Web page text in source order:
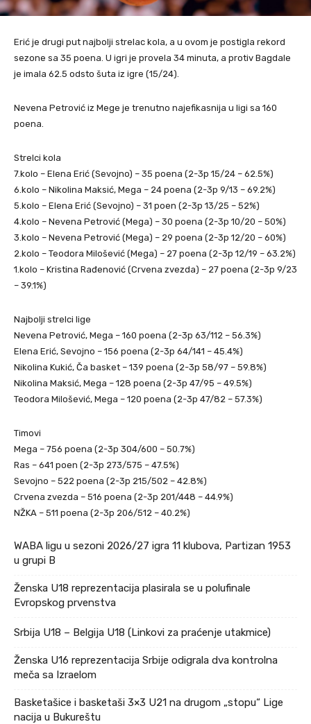
Erić je drugi put najbolji strelac kola, a u ovom je postigla rekord
sezone sa 35 poena. U igri je provela 34 minuta, a protiv Bagdale
je imala 62.5 odsto šuta iz igre (15/24).
Nevena Petrović iz Mege je trenutno najefikasnija u ligi sa 160
poena.
Strelci kola
7.kolo – Elena Erić (Sevojno) – 35 poena (2-3p 15/24 – 62.5%)
6.kolo – Nikolina Maksić, Mega – 24 poena (2-3p 9/13 – 69.2%)
5.kolo – Elena Erić (Sevojno) – 31 poen (2-3p 13/25 – 52%)
4.kolo – Nevena Petrović (Mega) – 30 poena (2-3p 10/20 – 50%)
3.kolo – Nevena Petrović (Mega) – 29 poena (2-3p 12/20 – 60%)
2.kolo – Teodora Milošević (Mega) – 27 poena (2-3p 12/19 – 63.2%)
1.kolo – Kristina Rađenović (Crvena zvezda) – 27 poena (2-3p 9/23
– 39.1%)
Najbolji strelci lige
Nevena Petrović, Mega – 160 poena (2-3p 63/112 – 56.3%)
Elena Erić, Sevojno – 156 poena (2-3p 64/141 – 45.4%)
Nikolina Kukić, Ča basket – 139 poena (2-3p 58/97 – 59.8%)
Nikolina Maksić, Mega – 128 poena (2-3p 47/95 – 49.5%)
Teodora Milošević, Mega – 120 poena (2-3p 47/82 – 57.3%)
Timovi
Mega – 756 poena (2-3p 304/600 – 50.7%)
Ras – 641 poen (2-3p 273/575 – 47.5%)
Sevojno – 522 poena (2-3p 215/502 – 42.8%)
Crvena zvezda – 516 poena (2-3p 201/448 – 44.9%)
NŽKA – 511 poena (2-3p 206/512 – 40.2%)
WABA ligu u sezoni 2026/27 igra 11 klubova, Partizan 1953
u grupi B
Ženska U18 reprezentacija plasirala se u polufinale
Evropskog prvenstva
Srbija U18 – Belgija U18 (Linkovi za praćenje utakmice)
Ženska U16 reprezentacija Srbije odigrala dva kontrolna
meča sa Izraelom
Basketašice i basketaši 3×3 U21 na drugom „stopu“ Lige
nacija u Bukureštu